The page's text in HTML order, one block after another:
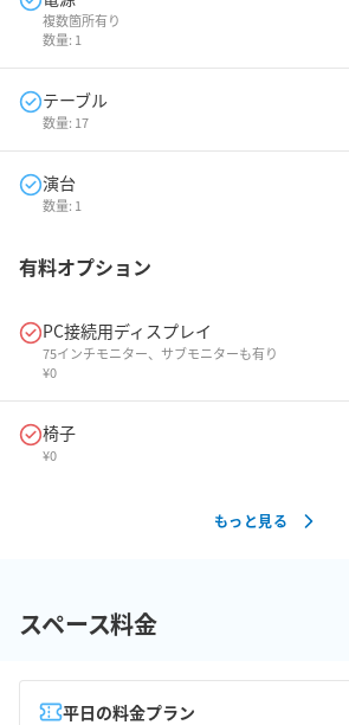
複数箇所有り
数量: 1
テーブル
数量: 17
演台
数量: 1
有料オプション
PC接続用ディスプレイ
75インチモニター、サブモニターも有り
¥0
椅子
¥0
もっと見る
スペース料金
平日の料金プラン